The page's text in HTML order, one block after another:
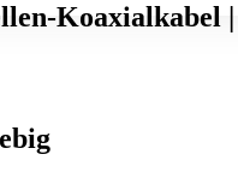
Koaxialkabel |